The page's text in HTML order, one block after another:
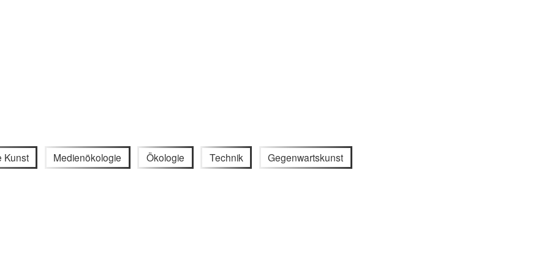
Kunst Medienökologie Ökologie Technik Gegenwartskunst